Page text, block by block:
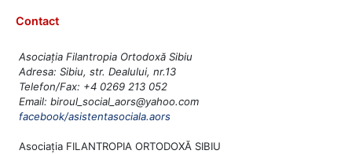
Contact
Asociația Filantropia Ortodoxă Sibiu
Adresa: Sibiu, str. Dealului, nr.13
Telefon/Fax: +4 0269 213 052
Email: biroul_social_aors@yahoo.com
facebook/asistentasociala.aors
Asociația FILANTROPIA ORTODOXĂ SIBIU